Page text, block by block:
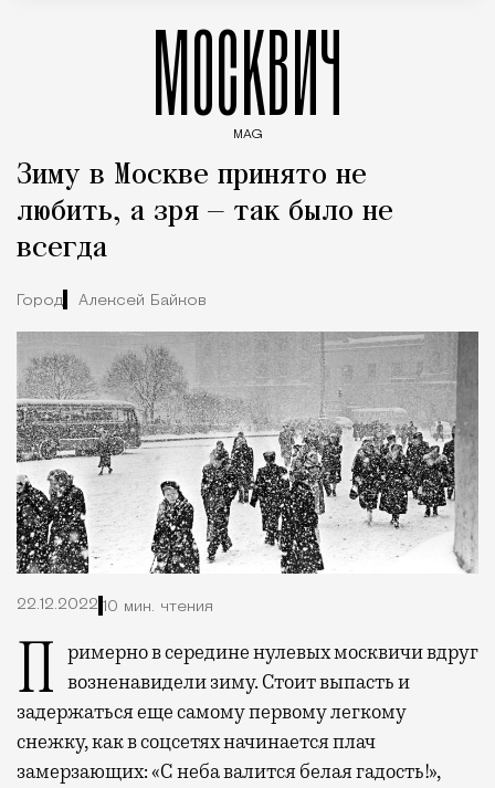
МОСКВИЧ
MAG
Зиму в Москве принято не
любить, а зря — так было не
всегда
Город Алексей Байков
22.12.2022 10 мин. чтения
Примерно в середине нулевых москвичи вдруг возненавидели зиму. Стоит выпасть и
задержаться еще самому первому легкому
снежку, как в соцсетях начинается плач
замерзающих: «С неба валится белая гадость!»,